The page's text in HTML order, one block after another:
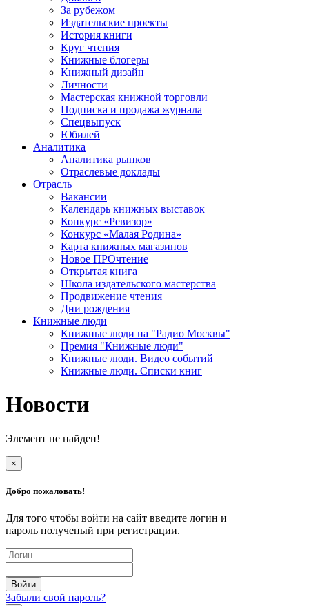
За рубежом
Издательские проекты
История книги
Круг чтения
Книжные блогеры
Книжный дизайн
Личности
Мастерская книжной торговли
Подписка и продажа журнала
Спецвыпуск
Юбилей
Аналитика
Аналитика рынков
Отраслевые доклады
Отрасль
Вакансии
Календарь книжных выставок
Конкурс «Ревизор»
Конкурс «Малая Родина»
Карта книжных магазинов
Новое ПРОчтение
Открытая книга
Школа издательского мастерства
Продвижение чтения
Дни рождения
Книжные люди
Книжные люди на "Радио Москвы"
Премия "Книжные люди"
Книжные люди. Видео событий
Книжные люди. Списки книг
Новости
Элемент не найден!
×
Добро пожаловать!
Для того чтобы войти на сайт введите логин и
пароль полученый при регистрации.
Забыли свой пароль?